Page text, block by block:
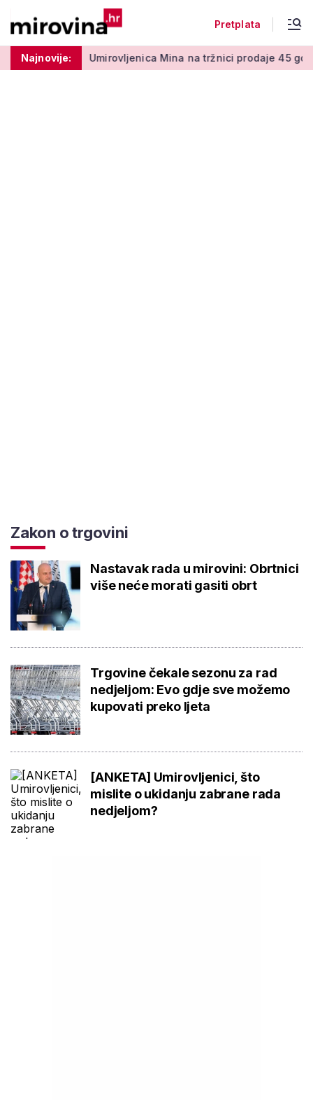
Pretplata
Najnovije:
50 centi Umirovljenica Mina na tržnici prodaje 45
Zakon o trgovini
Nastavak rada u mirovini: Obrtnici
više neće morati gasiti obrt
Trgovine čekale sezonu za rad
nedjeljom: Evo gdje sve možemo
kupovati preko ljeta
[ANKETA] Umirovljenici, što
mislite o ukidanju zabrane rada
nedjeljom?